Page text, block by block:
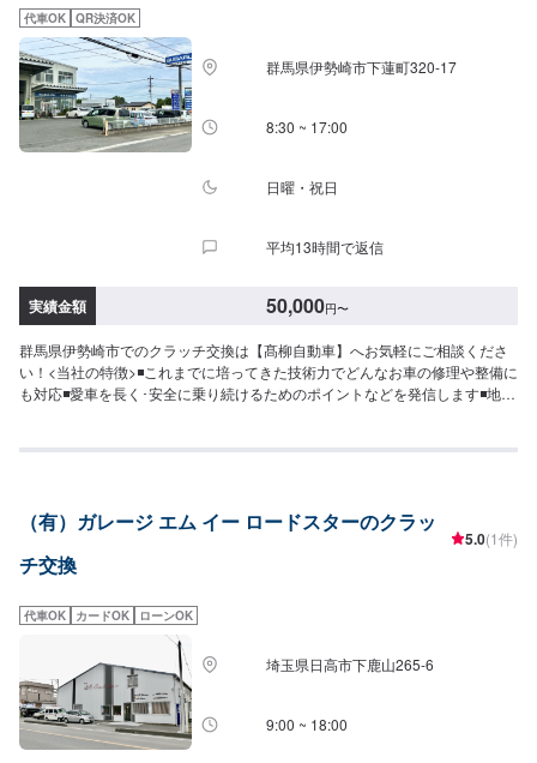
次第納車□納期について□通常1週間程度で納車いたします。車種や状態によ
り納期が前後する場合がございます。予め、ご了承ください。□代車について
□作業中は無料の代車をご利用ください。※燃料代は、お客様負担となってお
ります。予め、ご了承ください。□パーツ持ち込みについて□パーツの持ち込
み可能です。オファーの際に持ち込みパーツの詳細をご入力ください。【定
休日・営業時間】定休日：祝日営業時間：9:00~19:00
代車OK QR決済OK
群馬県伊勢崎市下蓮町320-17
8:30 ~ 17:00
日曜・祝日
平均13時間で返信
実績金額 50,000円〜
群馬県伊勢崎市でのクラッチ交換は【髙柳自動車】へお気軽にご相談くださ
い！<当社の特徴>◾これまでに培ってきた技術力でどんなお車の修理や整備に
も対応◾愛車を長く･安全に乗り続けるためのポイントなどを発信します◾地域
があまり取れない…などのご相談もお気軽にどうぞ！【1】オファーにてお問
ます。(要相談)納期は前後する場合がございます。予めご了承ください。-----
代車について-----代車をご用意しています。お車の作業中は代車をご利用くだ
さい。※代車の燃料代はお客様にご負担いただいております。-----ご来店時の
事務所前の空いているスペースに駐車してください。受付はスタッフへ「メ
ンテモで予約しました」とお伝えください。ご案内いたします。【定休日・
営業時間】定休日：日曜日、祝日営業時間：8:30~1７:00
（有）ガレージ エム イー ロードスターのクラッ
チ交換
5.0(1件)
代車OK カードOK ローンOK
埼玉県日高市下鹿山265-6
9:00 ~ 18:00